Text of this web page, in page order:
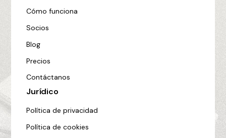
Cómo funciona
Socios
Blog
Precios
Contáctanos
Jurídico
Política de privacidad
Política de cookies